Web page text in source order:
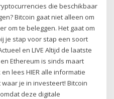
die beschikbaar
Bitcoin gaat niet alleen om
om te beleggen. Het gaat om
je stap voor stap een soort
en LIVE Altijd de laatste
Ethereum is sinds maart
lees HIER alle informatie
je in investeert! Bitcoin
deze digitale